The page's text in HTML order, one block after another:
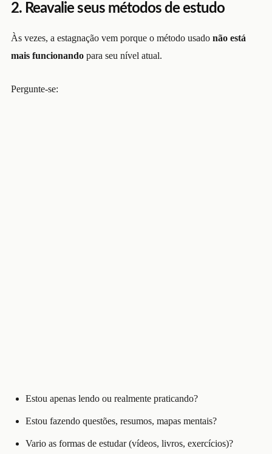
2. Reavalie seus métodos de estudo
Às vezes, a estagnação vem porque o método usado não está
mais funcionando para seu nível atual.
Pergunte-se:
Estou apenas lendo ou realmente praticando?
Estou fazendo questões, resumos, mapas mentais?
Vario as formas de estudar (vídeos, livros, exercícios)?